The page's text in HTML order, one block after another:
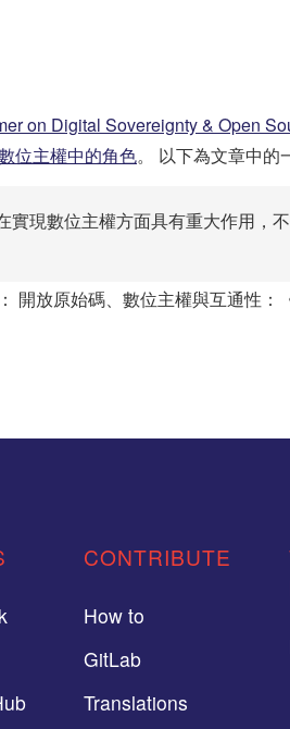
on Digital Sovereignty & Open
位主權中的角色。 以下為文章中的
現數位主權方面具有重大作用，
： 開放原始碼、數位主權與互通性
CONTRIBUTE
How to
GitLab
Translations